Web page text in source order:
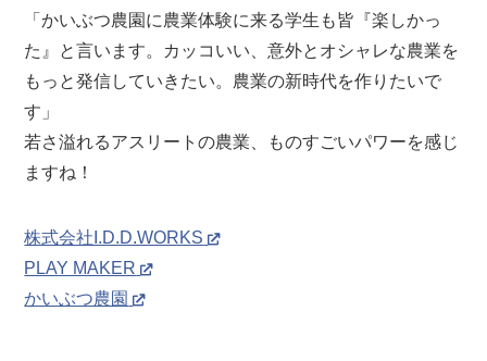
「かいぶつ農園に農業体験に来る学生も皆『楽しかっ
た』と言います。カッコいい、意外とオシャレな農業を
もっと発信していきたい。農業の新時代を作りたいで
す」
若さ溢れるアスリートの農業、ものすごいパワーを感じ
ますね！
株式会社I.D.D.WORKS
PLAY MAKER
かいぶつ農園